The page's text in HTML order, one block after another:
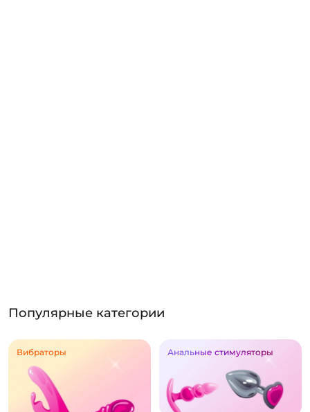
Популярные категории
Вибраторы Анальные стимуляторы